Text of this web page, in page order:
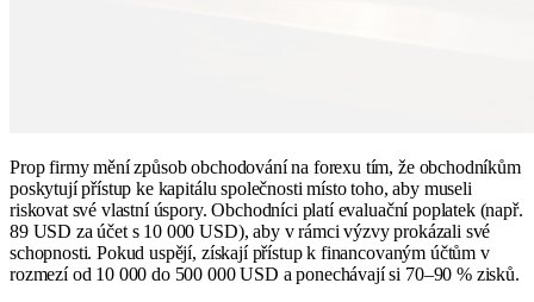
Prop firmy mění způsob obchodování na forexu tím, že obchodníkům
poskytují přístup ke kapitálu společnosti místo toho, aby museli
riskovat své vlastní úspory. Obchodníci platí evaluační poplatek (např.
89 USD za účet s 10 000 USD), aby v rámci výzvy prokázali své
schopnosti. Pokud uspějí, získají přístup k financovaným účtům v
rozmezí od 10 000 do 500 000 USD a ponechávají si 70–90 % zisků.